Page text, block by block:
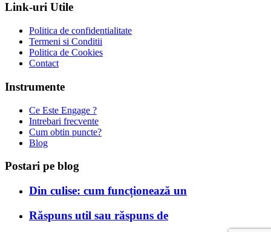
Link-uri Utile
Politica de confidentialitate
Termeni si Conditii
Politica de Cookies
Contact
Instrumente
Ce Este Engage ?
Intrebari frecvente
Cum obtin puncte?
Blog
Postari pe blog
Din culise: cum funcționează un
Răspuns util sau răspuns de